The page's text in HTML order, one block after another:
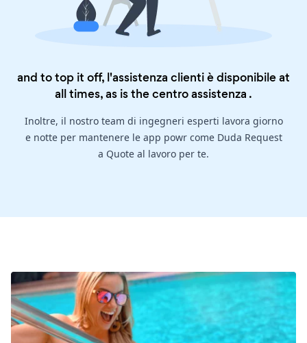
and to top it off, l'assistenza clienti è disponibile at
all times, as is thecentro assistenza .
Inoltre, il nostro team di ingegneri esperti lavora giorno
e notte per mantenere le app powr come Duda Request
a Quote al lavoro per te.